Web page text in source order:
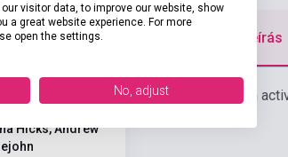
Hicks, Andrew
Részletes leírás
Primary Colours is an
visitor data, to improve our website, show
a great website experience. For more
open the settings.
No, adjust